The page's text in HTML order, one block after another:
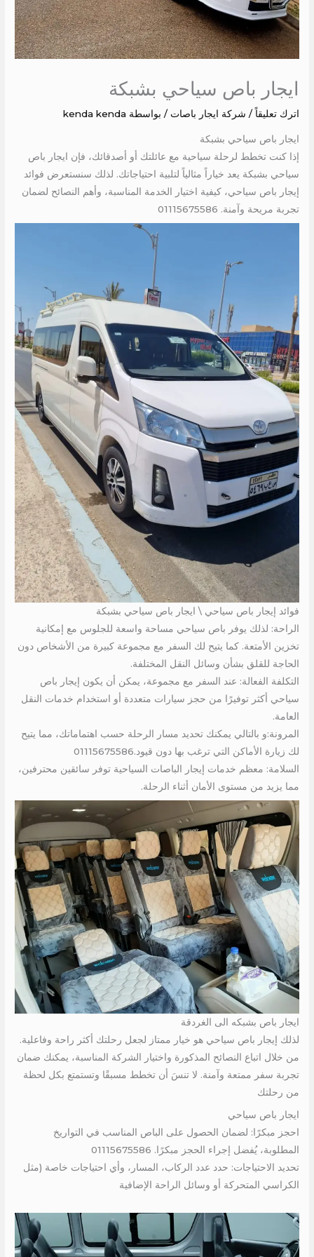
ايجار باص سياحي بشبكة
اترك تعليقاً / شركة ايجار باصات / بواسطة kenda kenda
ايجار باص سياحي بشبكة
إذا كنت تخطط لرحلة سياحية مع عائلتك أو أصدقائك، فإن ايجار باص
سياحي بشبكة يعد خياراً مثالياً لتلبية احتياجاتك. لذلك سنستعرض فوائد
إيجار باص سياحي، كيفية اختيار الخدمة المناسبة، وأهم النصائح لضمان
تجربة مريحة وآمنة. 01115675586
فوائد إيجار باص سياحي \ ايجار باص سياحي بشبكة
الراحة: لذلك يوفر باص سياحي مساحة واسعة للجلوس مع إمكانية
تخزين الأمتعة. كما يتيح لك السفر مع مجموعة كبيرة من الأشخاص دون
الحاجة للقلق بشأن وسائل النقل المختلفة.
التكلفة الفعالة: عند السفر مع مجموعة، يمكن أن يكون إيجار باص
سياحي أكثر توفيرًا من حجز سيارات متعددة أو استخدام خدمات النقل
العامة.
المرونة:و بالتالي يمكنك تحديد مسار الرحلة حسب اهتماماتك، مما يتيح
لك زيارة الأماكن التي ترغب بها دون قيود.01115675586
السلامة: معظم خدمات إيجار الباصات السياحية توفر سائقين محترفين،
مما يزيد من مستوى الأمان أثناء الرحلة.
ايجار باص بشبكه الى الغردقة
لذلك إيجار باص سياحي هو خيار ممتاز لجعل رحلتك أكثر راحة وفاعلية.
من خلال اتباع النصائح المذكورة واختيار الشركة المناسبة، يمكنك ضمان
تجربة سفر ممتعة وآمنة. لا تنسَ أن تخطط مسبقًا وتستمتع بكل لحظة
من رحلتك
ايجار باص سياحي
احجز مبكرًا: لضمان الحصول على الباص المناسب في التواريخ
المطلوبة، يُفضل إجراء الحجز مبكرًا. 01115675586
تحديد الاحتياجات: حدد عدد الركاب، المسار، وأي احتياجات خاصة (مثل
الكراسي المتحركة أو وسائل الراحة الإضافية